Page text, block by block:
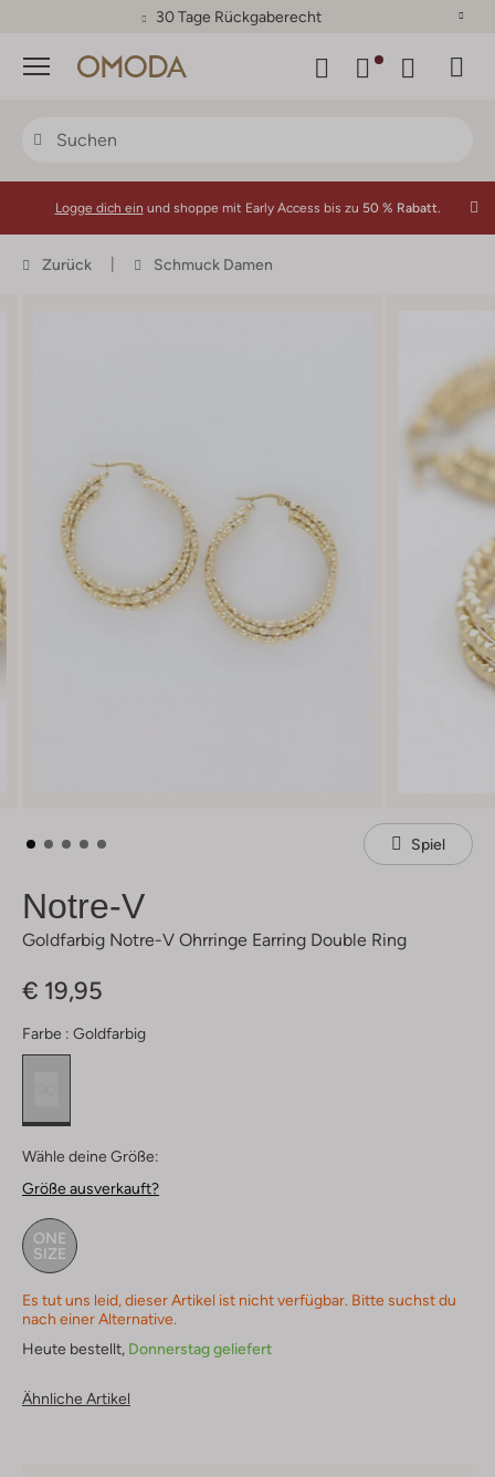
30 Tage Rückgaberecht
Menü
Logge dich ein und shoppe mit Early Access bis zu 50 % Rabatt.
Zurück Schmuck Damen
Spiel
Notre-V
Goldfarbig Notre-V Ohrringe Earring Double Ring
€ 19,95
Farbe : Goldfarbig
Wähle deine Größe:
Größe ausverkauft?
ONE
SIZE
Es tut uns leid, dieser Artikel ist nicht verfügbar. Bitte suchst du
nach einer Alternative.
Heute bestellt, Donnerstag geliefert
Ähnliche Artikel